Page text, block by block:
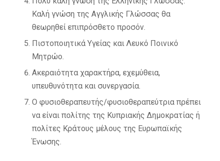
Καλή γνώση της Αγγλικής Γλώσσας θα
θεωρηθεί επιπρόσθετο προσόν.
Πιστοποιητικά Υγείας και Λευκό Ποινικό
Μητρώο.
Ακεραιότητα χαρακτήρα, εχεμύθεια,
υπευθυνότητα και συνεργασία.
Ο φυσιοθεραπευτής/φυσιοθεραπεύτρια πρέπει
να είναι πολίτης της Κυπριακής Δημοκρατίας ή
πολίτες Κράτους μέλους της Ευρωπαϊκής
Ένωσης.